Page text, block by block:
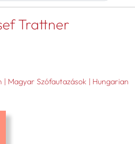
Trattner
Magyar Szófautazások | Hungarian